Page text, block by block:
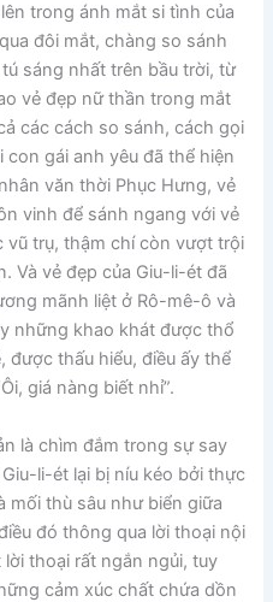
trong ánh mắt si tình của
đôi mắt, chàng so sánh
sáng nhất trên bầu trời, từ
vẻ đẹp nữ thần trong mắt
các cách so sánh, cách gọi
gái anh yêu đã thể hiện
văn thời Phục Hưng, vẻ
vinh để sánh ngang với vẻ
vũ trụ, thậm chí còn vượt trội
Và vẻ đẹp của Giu-li-ét đã
mãnh liệt ở Rô-mê-ô và
những khao khát được thổ
được thấu hiểu, điều ấy thể
giá nàng biết nhỉ”.
là chìm đắm trong sự say
li-ét lại bị níu kéo bởi thực
mối thù sâu như biển giữa
đó thông qua lời thoại nội
lời thoại rất ngắn ngủi, tuy
cảm xúc chất chứa dồn